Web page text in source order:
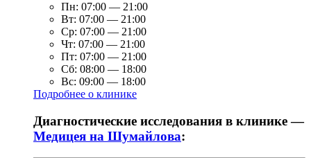
Пн: 07:00 — 21:00
Вт: 07:00 — 21:00
Ср: 07:00 — 21:00
Чт: 07:00 — 21:00
Пт: 07:00 — 21:00
Сб: 08:00 — 18:00
Вс: 09:00 — 18:00
Подробнее о клинике
Диагностические исследования в клинике —
Медицея на Шумайлова: